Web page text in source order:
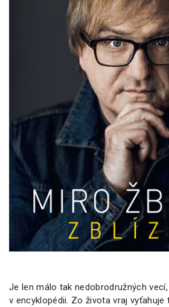
Je len málo tak nedobrodružných
v encyklopédii. Zo života vraj vyťahuje